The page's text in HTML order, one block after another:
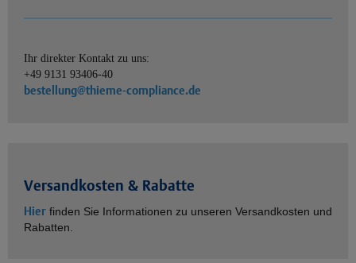
Ihr direkter Kontakt zu uns:
+49 9131 93406-40
bestellung@thieme-compliance.de
Versandkosten & Rabatte
Hier finden Sie Informationen zu unseren Versandkosten und
Rabatten.